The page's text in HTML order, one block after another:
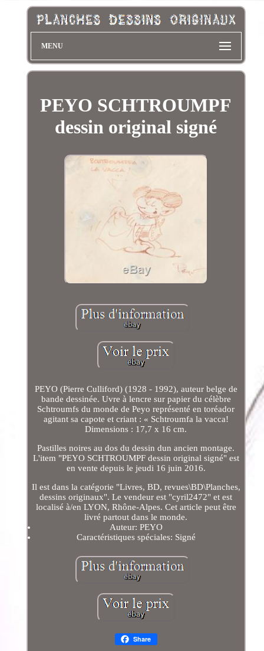
MENU
PEYO SCHTROUMPF
dessin original signé
PEYO (Pierre Culliford) (1928 - 1992), auteur belge de
bande dessinée. Uvre à lencre sur papier du célèbre
Schtroumfs du monde de Peyo représenté en toréador
agitant sa capote et criant : « Schtroumfa la vacca!
Dimensions : 17,7 x 16 cm.
Pastilles noires au dos du dessin dun ancien montage.
L'item "PEYO SCHTROUMPF dessin original signé" est
en vente depuis le jeudi 16 juin 2016.
Il est dans la catégorie "Livres, BD, revues\BD\Planches,
dessins originaux". Le vendeur est "cyril2472" et est
localisé à/en LYON, Rhône-Alpes. Cet article peut être
livré partout dans le monde.
Auteur: PEYO
Caractéristiques spéciales: Signé
Share